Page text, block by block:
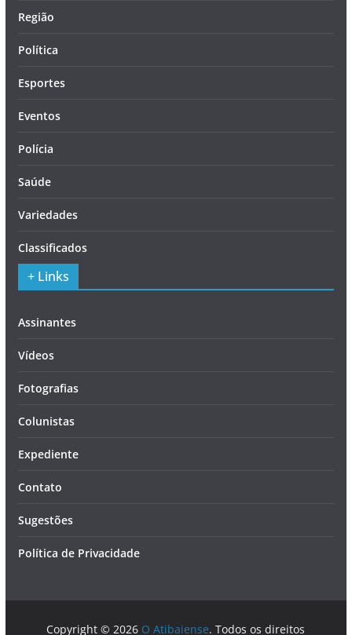
Região
Política
Esportes
Eventos
Polícia
Saúde
Variedades
Classificados
+ Links
Assinantes
Vídeos
Fotografias
Colunistas
Expediente
Contato
Sugestões
Política de Privacidade
Copyright © 2026 O Atibaiense. Todos os direitos